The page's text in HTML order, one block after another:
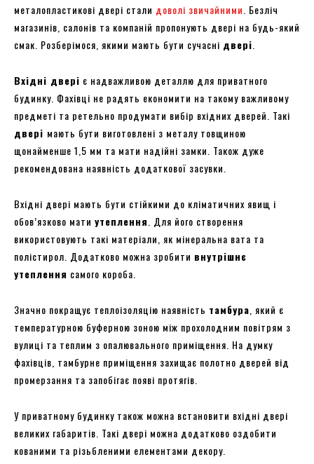
металопластикові двері стали доволі звичайними . Безліч
магазинів, салонів та компаній пропонують двері на будь-який
смак. Розберімося, якими мають бути сучасні двері
Вхідні двері є надважливою деталлю для приватного
будинку. Фахівці не радять економити на такому важливому
предметі та ретельно продумати вибір вхідних дверей. Такі
двері мають бути виготовлені з металу товщиною
щонайменше 1,5 мм та мати надійні замки. Також дуже
рекомендована наявність додаткової засувки.
Вхідні двері мають бути стійкими до кліматичних явищ і
обов’язково мати утеплення . Для його створення
використовують такі матеріали, як мінеральна вата та
полістирол. Додатково можна зробити внутрішнє
утеплення самого короба.
Значно покращує теплоізоляцію наявність тамбура , який є
температурною буферною зоною між прохолодним повітрям з
вулиці та теплим з опалювального приміщення. На думку
фахівців, тамбурне приміщення захищає полотно дверей від
промерзання та запобігає появі протягів.
У приватному будинку також можна встановити вхідні двері
великих габаритів. Такі двері можна додатково оздобити
кованими та різьбленими елементами декору.